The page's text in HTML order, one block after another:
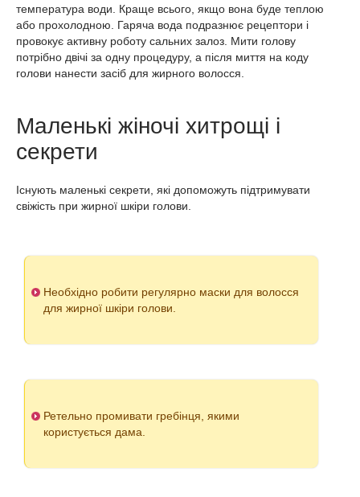
температура води. Краще всього, якщо вона буде теплою
або прохолодною. Гаряча вода подразнює рецептори і
провокує активну роботу сальних залоз. Мити голову
потрібно двічі за одну процедуру, а після миття на коду
голови нанести засіб для жирного волосся.
Маленькі жіночі хитрощі і
секрети
Існують маленькі секрети, які допоможуть підтримувати
свіжість при жирної шкіри голови.
Необхідно робити регулярно маски для волосся
для жирної шкіри голови.
Ретельно промивати гребінця, якими
користується дама.